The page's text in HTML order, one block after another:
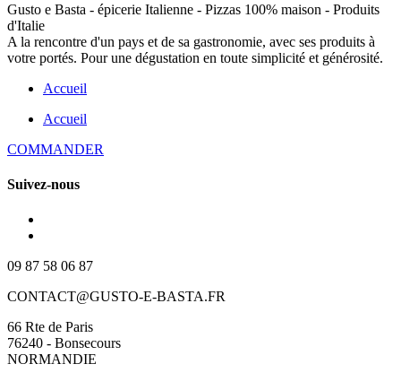
Gusto e Basta - épicerie Italienne - Pizzas 100% maison - Produits
d'Italie
A la rencontre d'un pays et de sa gastronomie, avec ses produits à
votre portés. Pour une dégustation en toute simplicité et générosité.
Accueil
Accueil
COMMANDER
Suivez-nous
09 87 58 06 87
CONTACT@GUSTO-E-BASTA.FR
66 Rte de Paris
76240 - Bonsecours
NORMANDIE